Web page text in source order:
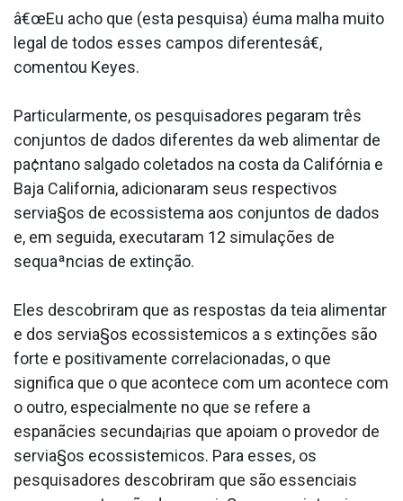
â€œEu acho que (esta pesquisa) éuma malha muito
legal de todos esses campos diferentesâ€,
comentou Keyes.
Particularmente, os pesquisadores pegaram três
conjuntos de dados diferentes da web alimentar de
pa¢ntano salgado coletados na costa da Califórnia e
Baja California, adicionaram seus respectivos
servia§os de ecossistema aos conjuntos de dados
e, em seguida, executaram 12 simulações de
sequaªncias de extinção.
Eles descobriram que as respostas da teia alimentar
e dos servia§os ecossistemicos a s extinções são
forte e positivamente correlacionadas, o que
significa que o que acontece com um acontece com
o outro, especialmente no que se refere a
espanãcies secunda¡rias que apoiam o provedor de
servia§os ecossistemicos. Para esses, os
pesquisadores descobriram que são essenciais